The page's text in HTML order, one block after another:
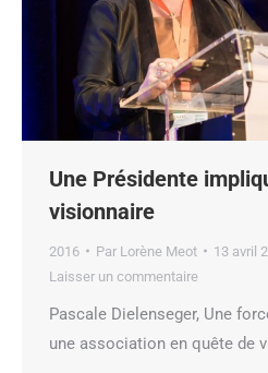
Une Présidente
visionnaire
2016 Par Lorène Meot
13 avril
Laisser un commentaire
Pascale Dielenseger, Une
une association en quête de